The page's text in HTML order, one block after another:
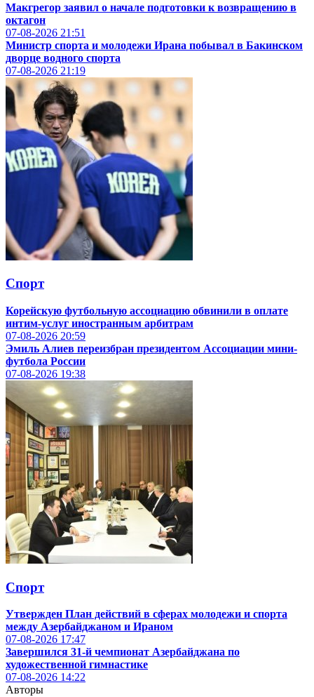
Макгрегор заявил о начале подготовки к возвращению в
октагон
07-08-2026 21:51
Министр спорта и молодежи Ирана побывал в Бакинском
дворце водного спорта
07-08-2026 21:19
Спорт
Корейскую футбольную ассоциацию обвинили в оплате
интим-услуг иностранным арбитрам
07-08-2026 20:59
Эмиль Алиев переизбран президентом Ассоциации мини-
футбола России
07-08-2026 19:38
Спорт
Утвержден План действий в сферах молодежи и спорта
между Азербайджаном и Ираном
07-08-2026 17:47
Завершился 31-й чемпионат Азербайджана по
художественной гимнастике
07-08-2026 14:22
Авторы